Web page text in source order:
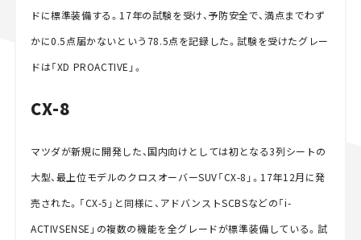
ドに標準装備する。17年の試験を受け、予防安全で、満点までわず
かに0.5点届かないという78.5点を記録した。試験を受けたグレー
ドは「XD PROACTIVE」。
CX-8
マツダが新規に開発した、国内向けとしては初となる3列シートの
大型、最上位モデルのクロスオーバーSUV「CX-8」。17年12月に発
売された。「CX-5」と同様に、アドバンストSCBSなどの「i-
ACTIVSENSE」の複数の機能を全グレードが標準装備している。試